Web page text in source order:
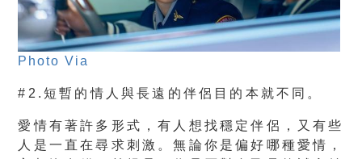
Photo Via
#2.短暫的情人與長遠的伴侶目的本就不同。
愛情有著許多形式，有人想找穩定伴侶，又有些
人是一直在尋求刺激。無論你是偏好哪種愛情，